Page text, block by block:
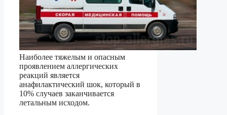
Наиболее тяжелым и опасным
проявлением аллергических
реакций является
анафилактический шок, который в
10% случаев заканчивается
летальным исходом.